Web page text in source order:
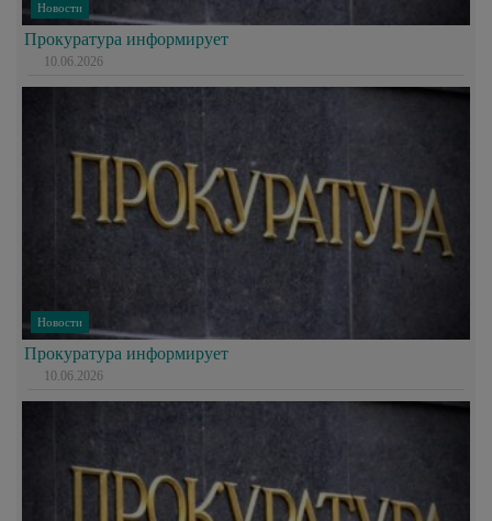
Новости
Прокуратура информирует
10.06.2026
Новости
Прокуратура информирует
10.06.2026